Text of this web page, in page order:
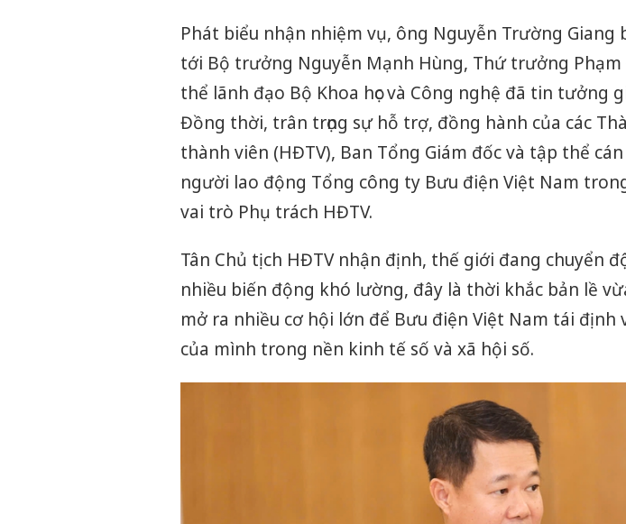
Phát biểu nhận nhiệm vụ, ông Nguyễn Trường Giang
tới Bộ trưởng Nguyễn Mạnh Hùng, Thứ trưởng
thể lãnh đạo Bộ Khoa học và Công nghệ đã tin tưởng
Đồng thời, trân trọng sự hỗ trợ, đồng hành của các
thành viên (HĐTV), Ban Tổng Giám đốc và tập thể
người lao động Tổng công ty Bưu điện Việt Nam
vai trò Phụ trách HĐTV.
Tân Chủ tịch HĐTV nhận định, thế giới đang chuyển
nhiều biến động khó lường, đây là thời khắc bản lề
mở ra nhiều cơ hội lớn để Bưu điện Việt Nam tái định
của mình trong nền kinh tế số và xã hội số.